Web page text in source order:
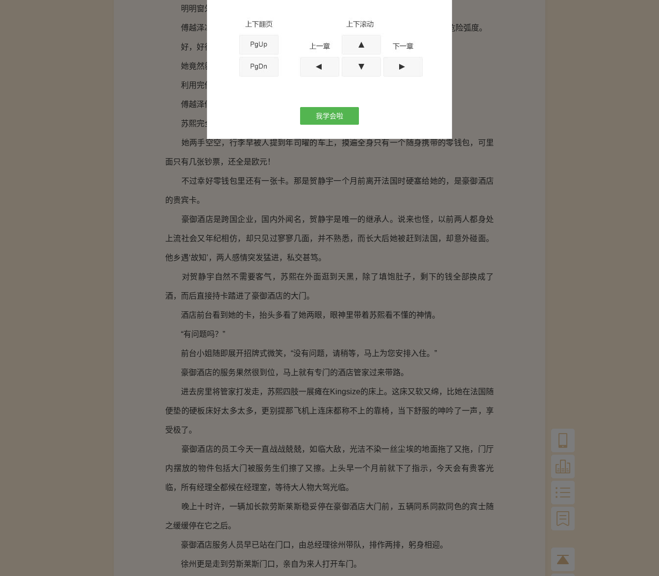
明明窗外阳光明媚，此刻车中，却如腊月寒冬。
傅越泽冰寒着俊脸，凤眸微眯，不可置信与刺骨的冷交替，双唇勾起，刻画成危险弧度。
好，好得很。
她竟然就这么跑掉？
利用完他就想跑？
傅越泽修长的手指渐渐握成拳，第一次被女人这样愚弄，好，真是太好了！
苏熙完全不知道自己已经惹上了天大的麻烦。
她两手空空，行李早被人提到年司曜的车上，摸遍全身只有一个随身携带的零钱包，可里
面只有几张钞票，还全是欧元！
不过幸好零钱包里还有一张卡。那是贺静宇一个月前离开法国时硬塞给她的，是豪御酒店
的贵宾卡。
豪御酒店是跨国企业，国内外闻名，贺静宇是唯一的继承人。说来也怪，以前两人都身处
上流社会又年纪相仿，却只见过寥寥几面，并不熟悉，而长大后她被赶到法国，却意外碰面。
他乡遇‘故知’，两人感情突发猛进，私交甚笃。
对贺静宇自然不需要客气，苏熙在外面逛到天黑，除了填饱肚子，剩下的钱全部换成了
酒，而后直接持卡踏进了豪御酒店的大门。
酒店前台看到她的卡，抬头多看了她两眼，眼神里带着苏熙看不懂的神情。
“有问题吗？”
前台小姐随即展开招牌式微笑，“没有问题，请稍等，马上为您安排入住。”
豪御酒店的服务果然很到位，马上就有专门的酒店管家过来带路。
进去房里将管家打发走，苏熙四肢一展瘫在Kingsize的床上。这床又软又绵，比她在法国随
便垫的硬板床好太多太多，更别提那飞机上连床都称不上的靠椅，当下舒服的呻吟了一声，享
受极了。
豪御酒店的员工今天一直战战兢兢，如临大敌，光洁不染一丝尘埃的地面拖了又拖，门厅
内摆放的物件包括大门被服务生们擦了又擦。上头早一个月前就下了指示，今天会有贵客光
临，所有经理全都候在经理室，等待大人物大驾光临。
晚上十时许，一辆加长款劳斯莱斯稳妥停在豪御酒店大门前，五辆同系同款同色的宾士随
之缓缓停在它之后。
豪御酒店服务人员早已站在门口，由总经理徐州带队，排作两排，躬身相迎。
徐州更是走到劳斯莱斯门口，亲自为来人打开车门。
我学会啦